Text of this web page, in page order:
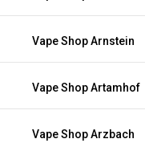
Vape Shop Arnstein
Vape Shop Artamhof
Vape Shop Arzbach